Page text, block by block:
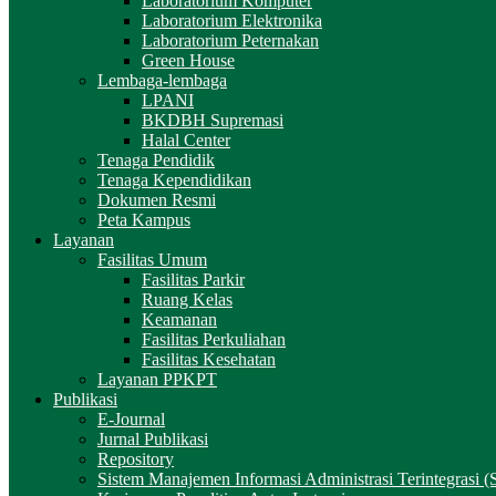
Laboratorium Elektronika
Laboratorium Peternakan
Green House
Lembaga-lembaga
LPANI
BKDBH Supremasi
Halal Center
Tenaga Pendidik
Tenaga Kependidikan
Dokumen Resmi
Peta Kampus
Layanan
Fasilitas Umum
Fasilitas Parkir
Ruang Kelas
Keamanan
Fasilitas Perkuliahan
Fasilitas Kesehatan
Layanan PPKPT
Publikasi
E-Journal
Jurnal Publikasi
Repository
Sistem Manajemen Informasi Administrasi Terintegrasi